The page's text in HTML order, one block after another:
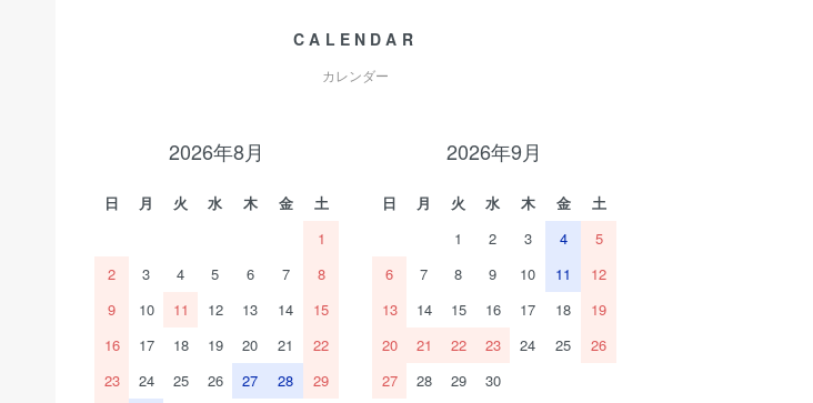
CALENDAR
カレンダー
2026年8月
日 月 火 水 木 金
土
1
2
3 4 5 6 7
8
9
10 11 12 13 14
15
16
17 18 19 20 21
22
23
24 25 26 27 28
29
2026年9月
日 月 火 水 木 金
土
1
2 3 4
5
6
7 8 9 10 11
12
13
14 15 16 17 18
19
20
21 22 23 24 25
26
27
28 29 30